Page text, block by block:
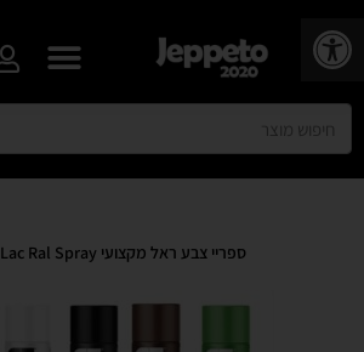
פתח סרגל נגישות
ספריי צבע ראל מקצועי Cosmos Lac Ral Spray